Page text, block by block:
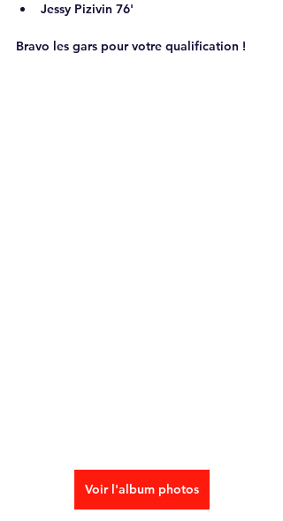
Jessy Pizivin 76'
Bravo les gars pour votre qualification !
Voir l'album photos